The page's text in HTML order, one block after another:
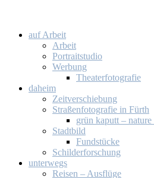
auf Ar­beit
Ar­beit
Por­trait­stu­dio
Wer­bung
Thea­ter­fo­to­gra­fie
da­heim
Zeit­ver­schie­bung
Stra­ßen­fo­to­gra­fie in Fürth
grün ka­putt – na­tu­re
Stadt­bild
Fund­stü­cke
Schil­der­for­schung
un­ter­wegs
Rei­sen – Aus­flü­ge